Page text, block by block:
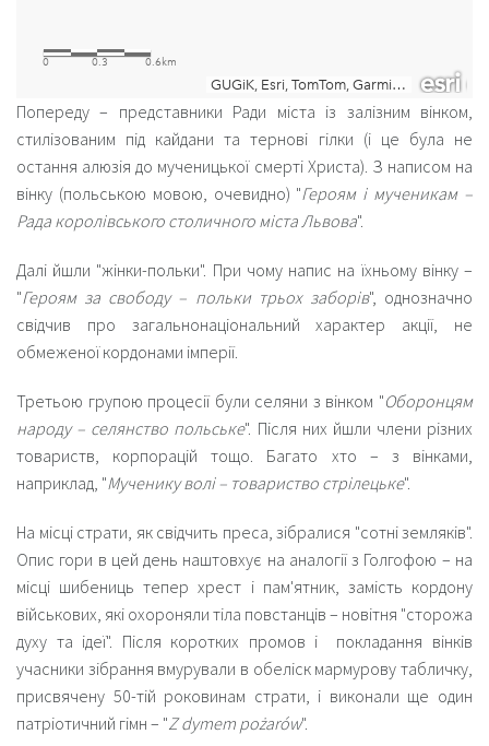
Попереду – представники Ради міста із залізним вінком,
стилізованим під кайдани та тернові гілки (і це була не
остання алюзія до мученицької смерті Христа). З написом на
вінку (польською мовою, очевидно) "Героям і мученикам –
Рада королівського столичного міста Львова".
Далі йшли "жінки-польки". При чому напис на їхньому вінку –
"Героям за свободу – польки трьох заборів", однозначно
свідчив про загальнонаціональний характер акції, не
обмеженої кордонами імперії.
Третьою групою процесії були селяни з вінком "Оборонцям
народу – селянство польське". Після них йшли члени різних
товариств, корпорацій тощо. Багато хто – з вінками,
наприклад, "Мученику волі – товариство стрілецьке".
На місці страти, як свідчить преса, зібралися "сотні земляків".
Опис гори в цей день наштовхує на аналогії з Голгофою – на
місці шибениць тепер хрест і пам'ятник, замість кордону
військових, які охороняли тіла повстанців – новітня "сторожа
духу та ідеї". Після коротких промов і покладання вінків
учасники зібрання вмурували в обеліск мармурову табличку,
присвячену 50-тій роковинам страти, і виконали ще один
патріотичний гімн – "Z dymem pożarów".